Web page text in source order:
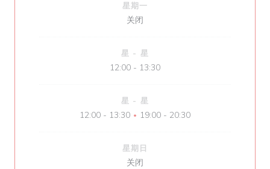
星期一
关闭
星 - 星
12:00 - 13:30
星 - 星
12:00 - 13:30 • 19:00 - 20:30
星期日
关闭